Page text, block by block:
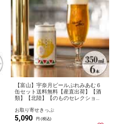
【富山】宇奈月ビールぷれみあむ６
缶セット送料無料【産直出荷】【酒
類】【北陸】【のものセレクショ
お取り寄せきっぷ
5,090 円 (税込)